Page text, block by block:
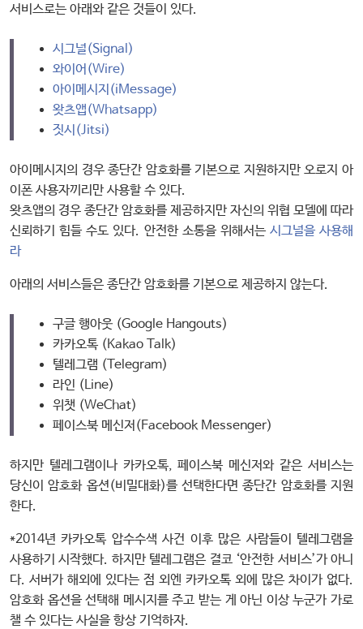
서비스로는 아래와 같은 것들이 있다.
시그널(Signal)
와이어(Wire)
아이메시지(iMessage)
왓츠앱(Whatsapp)
짓시(Jitsi)
아이메시지의 경우 종단간 암호화를 기본으로 지원하지만 오로지 아
이폰 사용자끼리만 사용할 수 있다.
왓츠앱의 경우 종단간 암호화를 제공하지만 자신의 위협 모델에 따라
신뢰하기 힘들 수도 있다. 안전한 소통을 위해서는 시그널을 사용해
라
아래의 서비스들은 종단간 암호화를 기본으로 제공하지 않는다.
구글 행아웃 (Google Hangouts)
카카오톡 (Kakao Talk)
텔레그램 (Telegram)
라인 (Line)
위챗 (WeChat)
페이스북 메신저(Facebook Messenger)
하지만 텔레그램이나 카카오톡, 페이스북 메신저와 같은 서비스는
당신이 암호화 옵션(비밀대화)를 선택한다면 종단간 암호화를 지원
한다.
*2014년 카카오톡 압수수색 사건 이후 많은 사람들이 텔레그램을
사용하기 시작했다. 하지만 텔레그램은 결코 ‘안전한 서비스’가 아니
다. 서버가 해외에 있다는 점 외엔 카카오톡 외에 많은 차이가 없다.
암호화 옵션을 선택해 메시지를 주고 받는 게 아닌 이상 누군가 가로
챌 수 있다는 사실을 항상 기억하자.